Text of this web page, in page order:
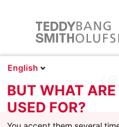
English
BUT WHAT
USED FOR?